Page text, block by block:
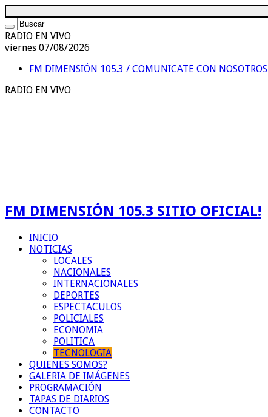
RADIO EN VIVO
viernes 07/08/2026
FM DIMENSIÓN 105.3 / COMUNICATE CON NOSOTROS
RADIO EN VIVO
FM DIMENSIÓN 105.3 SITIO OFICIAL!
INICIO
NOTICIAS
LOCALES
NACIONALES
INTERNACIONALES
DEPORTES
ESPECTACULOS
POLICIALES
ECONOMIA
POLITICA
TECNOLOGIA
QUIENES SOMOS?
GALERIA DE IMÁGENES
PROGRAMACIÓN
TAPAS DE DIARIOS
CONTACTO